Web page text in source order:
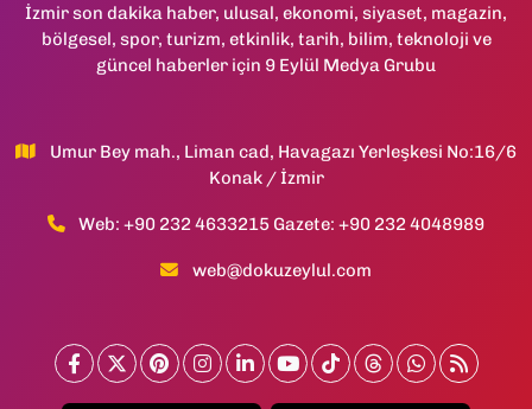
İzmir son dakika haber, ulusal, ekonomi, siyaset, magazin,
bölgesel, spor, turizm, etkinlik, tarih, bilim, teknoloji ve
güncel haberler için 9 Eylül Medya Grubu
Umur Bey mah., Liman cad, Havagazı Yerleşkesi No:16/6
Konak / İzmir
Web: +90 232 4633215 Gazete: +90 232 4048989
web@dokuzeylul.com